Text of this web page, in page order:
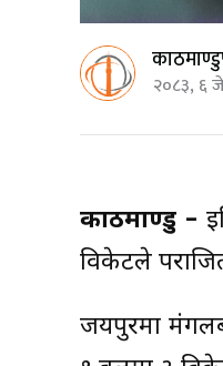
२०८३, ६
काठमाण्डु –
विकेटले
जयपुरमा